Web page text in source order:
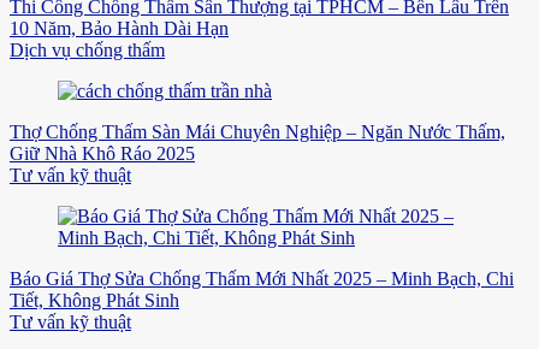
Thi Công Chống Thấm Sân Thượng tại TPHCM – Bền Lâu Trên
10 Năm, Bảo Hành Dài Hạn
Dịch vụ chống thấm
Thợ Chống Thấm Sàn Mái Chuyên Nghiệp – Ngăn Nước Thấm,
Giữ Nhà Khô Ráo 2025
Tư vấn kỹ thuật
Báo Giá Thợ Sửa Chống Thấm Mới Nhất 2025 – Minh Bạch, Chi
Tiết, Không Phát Sinh
Tư vấn kỹ thuật